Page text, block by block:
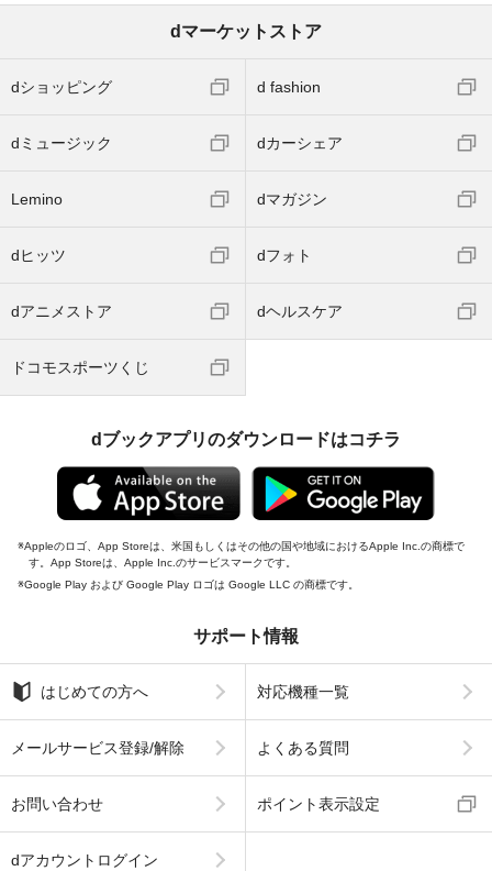
dマーケットストア
dショッピング d fashion
dミュージック dカーシェア
Lemino dマガジン
dヒッツ dフォト
dアニメストア dヘルスケア
ドコモスポーツくじ
dブックアプリのダウンロードはコチラ
Appleのロゴ、App Storeは、米国もしくはその他の国や地域におけるApple Inc.の商標で
す。App Storeは、Apple Inc.のサービスマークです。
Google Play および Google Play ロゴは Google LLC の商標です。
サポート情報
はじめての方へ 対応機種一覧
メールサービス登録/解除 よくある質問
お問い合わせ ポイント表示設定
dアカウントログイン